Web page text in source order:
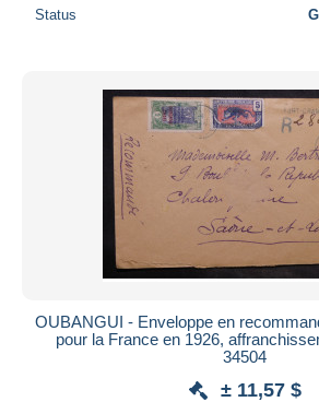
Status
OUBANGUI - Enveloppe en
pour la France en 1926,
34504
± 11,57 $